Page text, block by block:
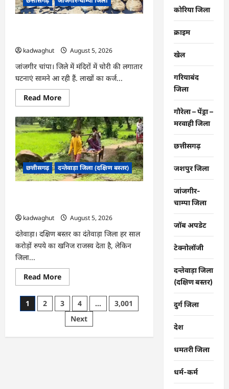
की
तस्वीर,
स्वच्छ
…
kadwaghut
August 5, 2026
जांजगीर चांपा। जिले में मंदिरों में चोरी की लगातार
घटनाएं सामने आ रही हैं. लाखों का कर्ज...
Read MoreRead
more
CG
:
दो
भाई
लगातार
मंदिरों
में
कर
रहे
थे
खुलासा
छत्तीसगढ़ दन्तेवाड़ा जिला (दक्षिण बस्तर)
kadwaghut
August 5, 2026
दंतेवाड़ा। दक्षिण बस्तर का दंतेवाड़ा जिला हर साल
करोड़ों रुपये का खनिज राजस्व देता है, लेकिन
जिला...
Read MoreRead
more
CG
:
खाट
एक
Posts
1 2 3 4 …
3,001
Next
कोरिया जिला
क्राइम
खेल
गरियाबंद
जिला
गौरेला – पेंड्रा –
मरवाही जिला
छत्तीसगढ़
जशपुर जिला
जांजगीर-
चाम्पा जिला
जॉब अपडेट
टेक्नोलॉजी
दन्तेवाड़ा जिला
(दक्षिण बस्तर)
दुर्ग जिला
देश
धमतरी जिला
धर्म-कर्म